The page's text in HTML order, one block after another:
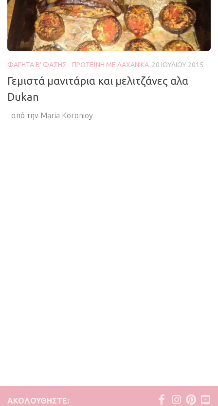
ΦΑΓΗΤΆ Β' ΦΆΣΗΣ - ΠΡΩΤΕΪ́ΝΗ ΜΕ ΛΑΧΑΝΙΚΆ 20 ΙΟΥΛΊΟΥ 2015
Γεμιστά μανιτάρια και μελιτζάνες αλα
Dukan
από την Maria Koronioy
ΑΚΟΛΟΥΘΉΣΤΕ: